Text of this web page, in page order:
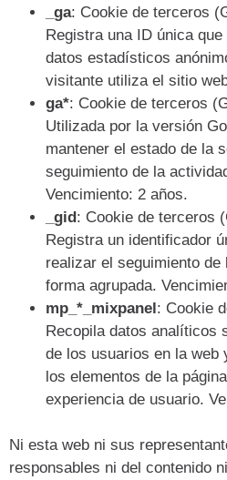
_ga: Cookie de terceros
Registra una ID única
datos estadísticos
visitante utiliza el sitio
ga*: Cookie de terceros
Utilizada por la versión
mantener el estado de la
seguimiento de la
Vencimiento: 2 años.
_gid: Cookie de terceros
Registra un identificador
realizar el seguimiento
forma agrupada.
mp_*_mixpanel: Cookie
Recopila datos analíticos
de los usuarios en la web
los elementos de la
experiencia de usuario.
Ni esta web ni sus
responsables ni del contenido